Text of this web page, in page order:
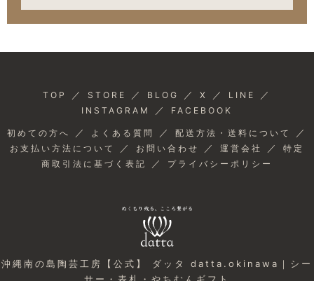
TOP ／ STORE ／ BLOG ／ X ／ LINE ／
INSTAGRAM ／ FACEBOOK
初めての方へ ／ よくある質問 ／ 配送方法・送料について ／
お支払い方法について ／ お問い合わせ ／ 運営会社 ／ 特定
商取引法に基づく表記
／ プライバシーポリシー
沖縄南の島陶芸工房【公式】 ダッタ datta.okinawa｜シー